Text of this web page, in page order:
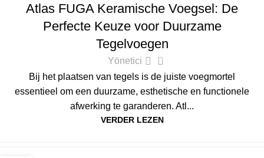
Atlas FUGA Keramische Voegsel: De
Perfecte Keuze voor Duurzame
Tegelvoegen
Yönetici 0
Bij het plaatsen van tegels is de juiste voegmortel
essentieel om een duurzame, esthetische en functionele
afwerking te garanderen. Atl...
VERDER LEZEN